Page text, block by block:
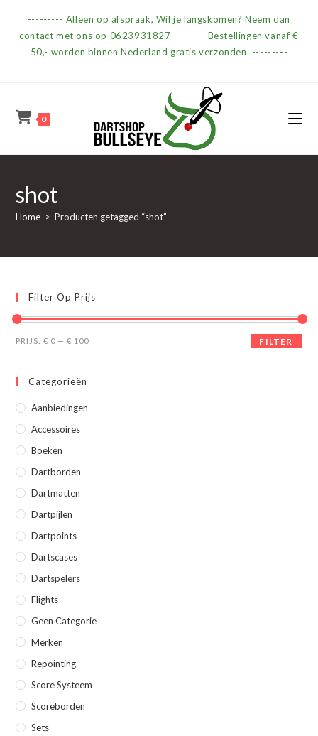
--------- Alleen op afspraak, Wil je langskomen? Neem dan
contact met ons op 0623931827 -------- Bestellingen vanaf €
50,- worden binnen Nederland gratis verzonden. ---------
0
shot
Home > Producten getagged “shot”
Filter Op Prijs
Min.
Max.
FILTER
PRIJS:€ 0 —€ 100
Categorieën
Aanbiedingen
Accessoires
Boeken
Dartborden
Dartmatten
Dartpijlen
Dartpoints
Dartscases
Dartspelers
Flights
Geen Categorie
Merken
Repointing
Score Systeem
Scoreborden
Sets